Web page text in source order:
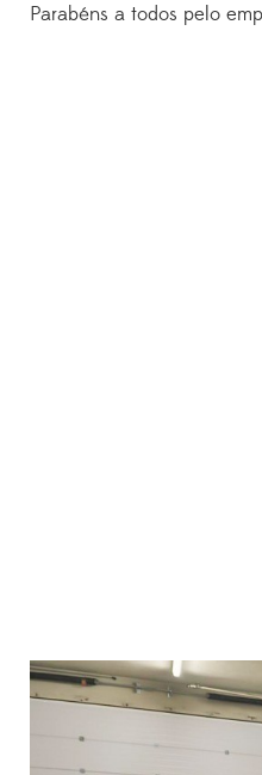
Parabéns a todos pelo